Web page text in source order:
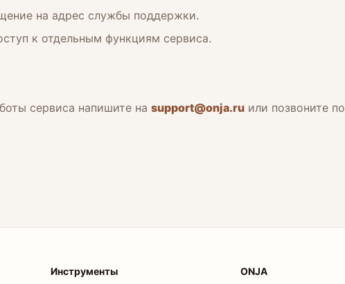
на адрес службы поддержки.
к отдельным функциям сервиса.
сервиса напишите на support@onja.ru или позвоните по
Инструменты ONJA